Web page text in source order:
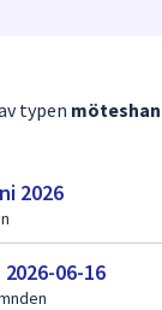
typen
2026
06-16